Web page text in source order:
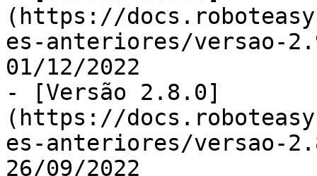
(https://
es-anteriores/versao-
01/12/2022
- [Versão 2.8.0]
(https://
es-anteriores/versao-
26/09/2022